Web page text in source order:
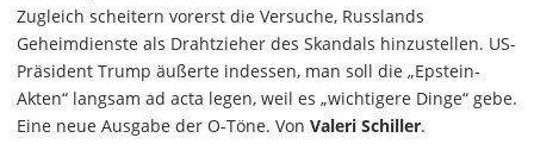
Zugleich scheitern vorerst die Versuche, Russlands
Geheimdienste als Drahtzieher des Skandals hinzustellen. US-
Präsident Trump äußerte indessen, man soll die „Epstein-
Akten“ langsam ad acta legen, weil es „wichtigere Dinge“ gebe.
Eine neue Ausgabe der O-Töne. Von Valeri Schiller.